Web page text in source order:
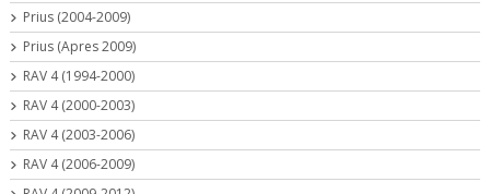
Prius (2004-2009)
Prius (Apres 2009)
RAV 4 (1994-2000)
RAV 4 (2000-2003)
RAV 4 (2003-2006)
RAV 4 (2006-2009)